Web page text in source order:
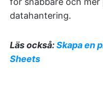
datahantering.
Läs också:Skapa en
Sheets